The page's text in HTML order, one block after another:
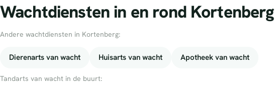
Wachtdiensten in en rond Kortenberg
Andere wachtdiensten in Kortenberg:
Dierenarts van wacht Huisarts van wacht Apotheek van wacht
Tandarts van wacht in de buurt: